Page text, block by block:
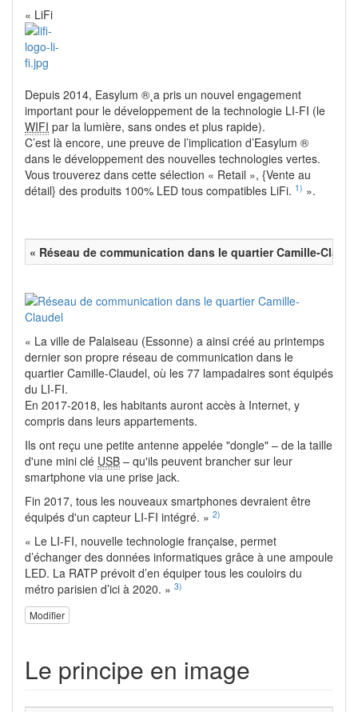
« LiFi
Depuis 2014, Easylum ®˛a pris un nouvel engagement
important pour le développement de la technologie LI-FI (le
WIFI par la lumière, sans ondes et plus rapide).
C’est là encore, une preuve de l’implication d’Easylum ®
dans le développement des nouvelles technologies vertes.
Vous trouverez dans cette sélection « Retail », {Vente au
détail} des produits 100% LED tous compatibles LiFi. 1) ».
« Réseau de communication dans le quartier Camille-
« La ville de Palaiseau (Essonne) a ainsi créé au printemps
dernier son propre réseau de communication dans le
quartier Camille-Claudel, où les 77 lampadaires sont équipés
du LI-FI.
En 2017-2018, les habitants auront accès à Internet, y
compris dans leurs appartements.
Ils ont reçu une petite antenne appelée "dongle" – de la taille
d'une mini clé USB – qu'ils peuvent brancher sur leur
smartphone via une prise jack.
Fin 2017, tous les nouveaux smartphones devraient être
équipés d'un capteur LI-FI intégré. » 2)
« Le LI-FI, nouvelle technologie française, permet
d’échanger des données informatiques grâce à une ampoule
LED. La RATP prévoit d’en équiper tous les couloirs du
métro parisien d’ici à 2020. » 3)
Modifier
Le principe en image